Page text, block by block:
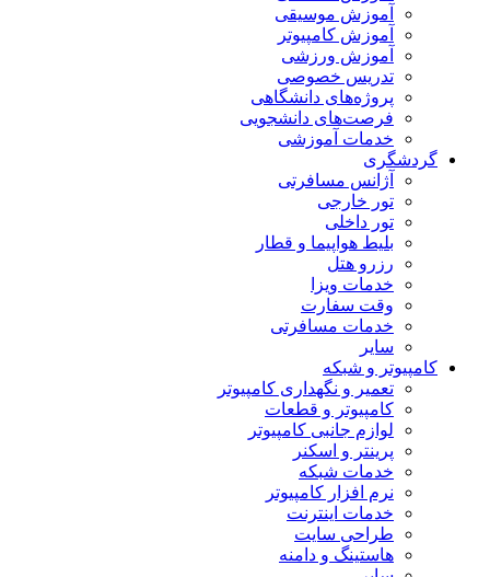
آموزش موسیقی
آموزش کامپیوتر
آموزش ورزشی
تدریس خصوصی
پروژه‌های دانشگاهی
فرصت‌های دانشجویی
خدمات آموزشی
گردشگری
آژانس مسافرتی
تور خارجی
تور داخلی
بلیط هواپیما و قطار
رزرو هتل
خدمات ویزا
وقت سفارت
خدمات مسافرتی
سایر
کامپیوتر و شبکه
تعمیر و نگهداری کامپیوتر
کامپیوتر و قطعات
لوازم جانبی کامپیوتر
پرینتر و اسکنر
خدمات شبکه
نرم افزار کامپیوتر
خدمات اینترنت
طراحی سایت
هاستینگ و دامنه